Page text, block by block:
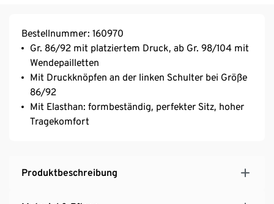
Bestellnummer: 160970
Gr. 86/92 mit platziertem Druck, ab Gr. 98/104 mit
Wendepailletten
Mit Druckknöpfen an der linken Schulter bei Größe
86/92
Mit Elasthan: formbeständig, perfekter Sitz, hoher
Tragekomfort
Produktbeschreibung